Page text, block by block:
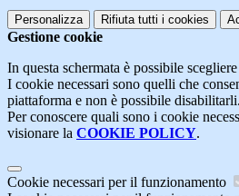
Personalizza Rifiuta tutti i cookies
Gestione cookie
In questa schermata è possibile
I cookie necessari sono quelli che
piattaforma e non è possibile disabilitarli.
Per conoscere quali sono i cookie
visionare la COOKIE POLICY.
Cookie necessari per il funzionamento